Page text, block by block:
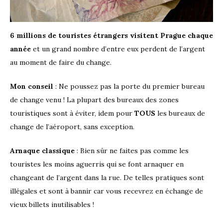
6 millions de touristes étrangers visitent Prague chaque
année et un grand nombre d’entre eux perdent de l’argent
au moment de faire du change.
Mon conseil : Ne poussez pas la porte du premier bureau
de change venu ! La plupart des bureaux des zones
touristiques sont à éviter, idem pour TOUS les bureaux de
change de l’aéroport, sans exception.
Arnaque classique : Bien sûr ne faites pas comme les
touristes les moins aguerris qui se font arnaquer en
changeant de l’argent dans la rue. De telles pratiques sont
illégales et sont à bannir car vous recevrez en échange de
vieux billets inutilisables !